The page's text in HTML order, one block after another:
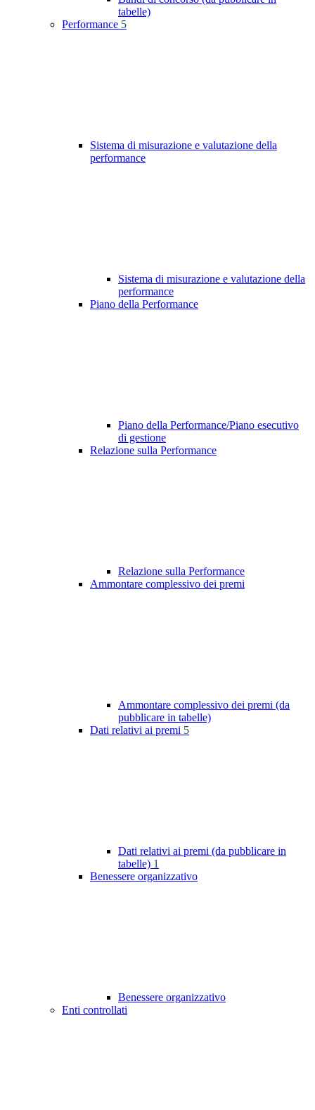
tabelle)
Performance 5
Sistema di misurazione e valutazione della
performance
Sistema di misurazione e valutazione della
performance
Piano della Performance
Piano della Performance/Piano esecutivo
di gestione
Relazione sulla Performance
Relazione sulla Performance
Ammontare complessivo dei premi
Ammontare complessivo dei premi (da
pubblicare in tabelle)
Dati relativi ai premi 5
Dati relativi ai premi (da pubblicare in
tabelle) 1
Benessere organizzativo
Benessere organizzativo
Enti controllati